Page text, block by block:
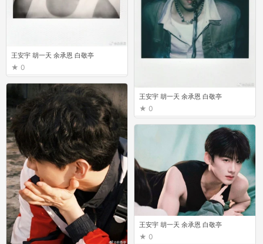
王安宇 胡一天 余承恩 白敬亭
0
王安宇 胡一天 余承恩 白敬亭
0
王安宇 胡一天 余承恩 白敬亭
0